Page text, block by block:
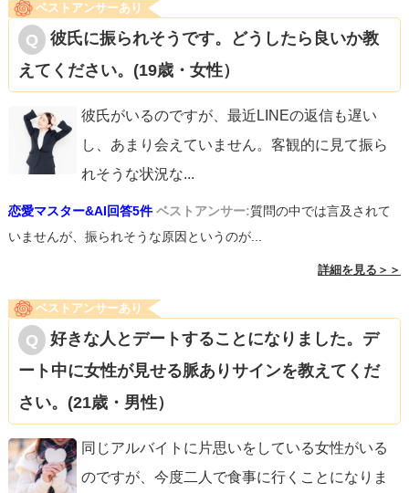
ベストアンサーあり
彼氏に振られそうです。どうしたら良いか教
えてください。(19歳・女性）
彼氏がいるのですが、最近LINEの返信も遅い
し、あまり会えていません。客観的に見て振ら
れそうな状況な...
恋愛マスター&AI回答5件 ベストアンサー:質問の中では言及されて
いませんが、振られそうな原因というのが...
詳細を見る＞＞
ベストアンサーあり
好きな人とデートすることになりました。デ
ート中に女性が見せる脈ありサインを教えてくだ
さい。(21歳・男性）
同じアルバイトに片思いをしている女性がいる
のですが、今度二人で食事に行くことになりま